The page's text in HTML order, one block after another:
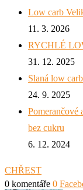
Low carb
11. 3. 2026
RYCHLÉ
31. 12. 2025
Slaná low
24. 9. 2025
Pomerančové
bez cukru
6. 12. 2024
CHŘEST
0 komentáře 0